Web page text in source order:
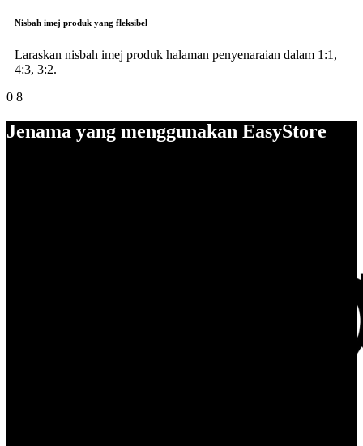
Nisbah imej produk yang fleksibel
Laraskan nisbah imej produk halaman penyenaraian dalam 1:1,
4:3, 3:2.
0 8
Jenama yang menggunakan EasyStore